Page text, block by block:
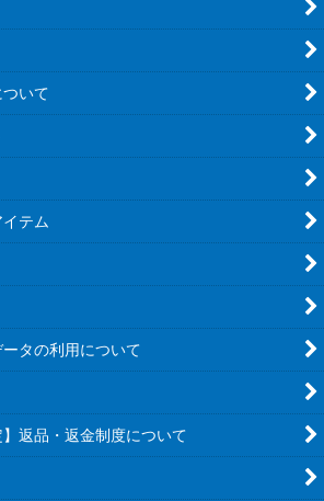
いて
テム
タの利用について
】返品・返金制度について